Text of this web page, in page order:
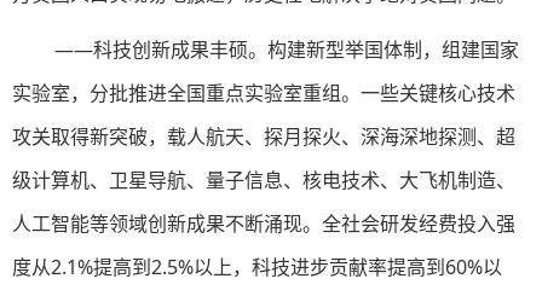
——科技创新成果丰硕。构建新型举国体制，组建国家
实验室，分批推进全国重点实验室重组。一些关键核心技术
攻关取得新突破，载人航天、探月探火、深海深地探测、超
级计算机、卫星导航、量子信息、核电技术、大飞机制造、
人工智能等领域创新成果不断涌现。全社会研发经费投入强
度从2.1%提高到2.5%以上，科技进步贡献率提高到60%以